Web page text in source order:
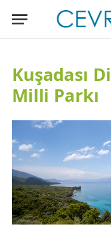
Kuşadası
Milli Parkı